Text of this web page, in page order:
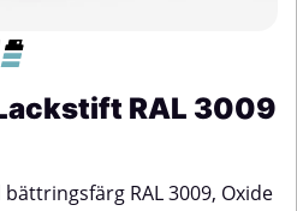
RAL 3009
RAL 3009, Oxide